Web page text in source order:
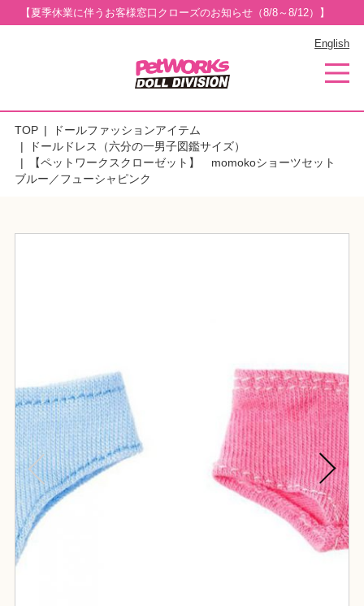
【夏季休業に伴うお客様窓口クローズのお知らせ（8/8～8/12）】
English
TOP
ドールファッションアイテム
ドールドレス（六分の一男子図鑑サイズ）
【ペットワークスクローゼット】 momokoショーツセット
ブルー／フューシャピンク